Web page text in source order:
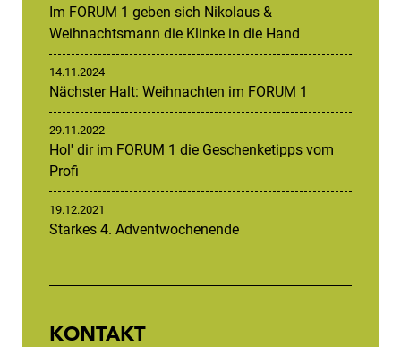
Im FORUM 1 geben sich Nikolaus &
Weihnachtsmann die Klinke in die Hand
14.11.2024
Nächster Halt: Weihnachten im FORUM 1
29.11.2022
Hol' dir im FORUM 1 die Geschenketipps vom
Profi
19.12.2021
Starkes 4. Adventwochenende
KONTAKT